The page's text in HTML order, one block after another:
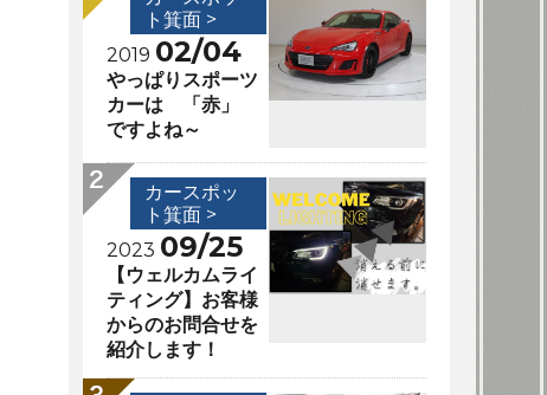
ト箕面 >
2019 02/04
やっぱりスポーツ
カーは 「赤」
ですよね～
カースポッ
ト箕面 >
2023 09/25
【ウェルカムライ
ティング】お客様
からのお問合せを
紹介します！